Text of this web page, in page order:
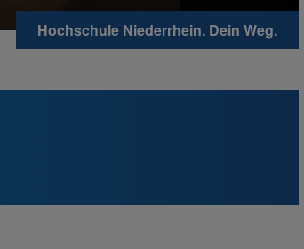
Hochschule Niederrhein. Dein Weg.